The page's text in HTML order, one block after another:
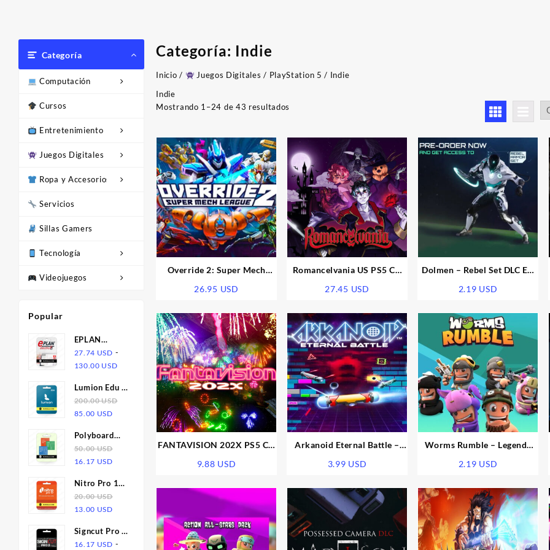
Categoría
Computación
Cursos
Entretenimiento
Juegos Digitales
Ropa y Accesorios
Servicios
Sillas Gamers
Tecnología
Videojuegos
Popular
EPLAN
Electric P8
2.9 | Licencia
27.74 USD -
130.00 USDRango
precios:
desde
130.00 USD
Lumion Edu |
Licencia | 1
Año
200.00USD
El
original
era:
200.00 USD.
85.00 USDEl
actual
es:
85.00 USD.
Polyboard
6.05 +
Opticut 5.25
2.29 |
Licencia
50.00USD
El
original
era:
50.00 USD.
16.17 USDEl
actual
es:
16.17 USD.
Nitro Pro 12
| Licencia
20.00USD
El
original
era:
13.00 USDEl
actual
es:
Signcut Pro 2
| Licencia
16.17 USD -
Categoría: Indie
Inicio / Juegos Digitales / PlayStation 5 / Indie
Indie
Mostrando 1–24 de 43 resultados
últimos
Override 2: Super Mech
26.95 USD
Romancelvania US PS5 CD
27.45 USD
Dolmen – Rebel Set DLC EU
2.19 USD
FANTAVISION 202X PS5 CD
9.88 USD
Arkanoid Eternal Battle –
TAITO LEGACY DLC EU PS5
3.99 USD
Worms Rumble – Legends
2.19 USD